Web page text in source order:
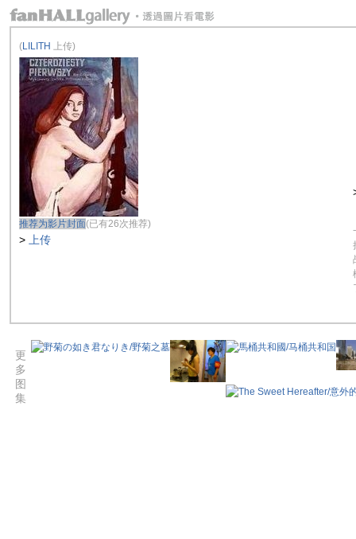
(LILITH 上传)
推荐为影片封面(已有26次推荐)
> 上传
更
多
图
集